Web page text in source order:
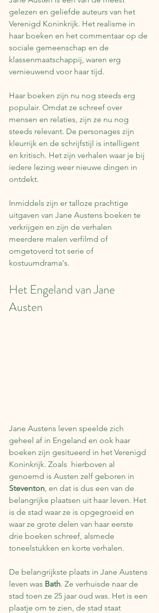
gelezen en geliefde auteurs van het
Verenigd Koninkrijk. Het realisme in
haar boeken en het commentaar op de
sociale gemeenschap en de
klassenmaatschappij, waren erg
vernieuwend voor haar tijd.
Haar boeken zijn nu nog steeds erg
populair. Omdat ze schreef over
mensen en relaties, zijn ze nu nog
steeds relevant. De personages zijn
kleurrijk en de schrijfstijl is intelligent
en kritisch. Het zijn verhalen waar je bij
iedere lezing weer nieuwe dingen in
ontdekt.
Inmiddels zijn er talloze prachtige
uitgaven van Jane Austens boeken te
verkrijgen en zijn de verhalen
meerdere malen verfilmd of
omgetoverd tot serie of
kostuumdrama's.
Het Engeland van Jane
Austen
Jane Austens leven speelde zich
geheel af in Engeland en ook haar
boeken zijn gesitueerd in het Verenigd
Koninkrijk. Zoals  hierboven al
genoemd is Austen zelf geboren in
Steventon , en dat is dus een van de
belangrijke plaatsen uit haar leven. Het
is de stad waar ze is opgegroeid en
waar ze grote delen van haar eerste
drie boeken schreef, alsmede
toneelstukken en korte verhalen.
De belangrijkste plaats in Jane Austens
leven was Bath. Ze verhuisde naar de
stad toen ze 25 jaar oud was. Het is een
plaatje om te zien, de stad staat